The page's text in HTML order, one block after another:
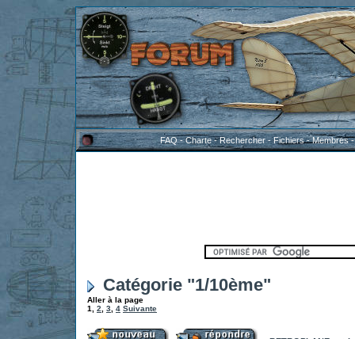
FAQ-Charte-Rechercher-Fichiers-Membres
Catégorie "1/10ème"
Aller à la page
1
2 3 4 Suivante